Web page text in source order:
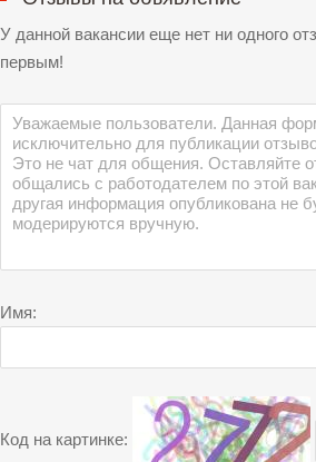
У данной вакансии еще нет ни одного
первым!
Имя:
Код на картинке: